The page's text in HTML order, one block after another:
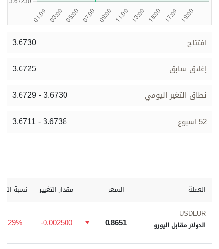
عدد اليوم
مواقيت الصلاة
الأحوال الجوية
افتتاح 3.6730
إغلاق سابق 3.6725
نطاق التغير اليومي 3.6729 - 3.6730
52 اسبوع 3.6711 - 3.6738
العملة السعر مقدار التغيير نسبة
USDEUR
الدولار مقابل اليورو
0.8651
-0.002500
-0.29%